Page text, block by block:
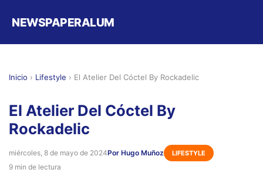
NEWSPAPERALUM
Inicio › Lifestyle › El Atelier Del Cóctel By Rockadelic
El Atelier Del Cóctel By
Rockadelic
miércoles, 8 de mayo de 2024Por Hugo Muñoz LIFESTYLE
9 min de lectura